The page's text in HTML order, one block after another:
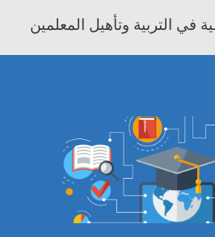
التربية وتأهيل المعلمين